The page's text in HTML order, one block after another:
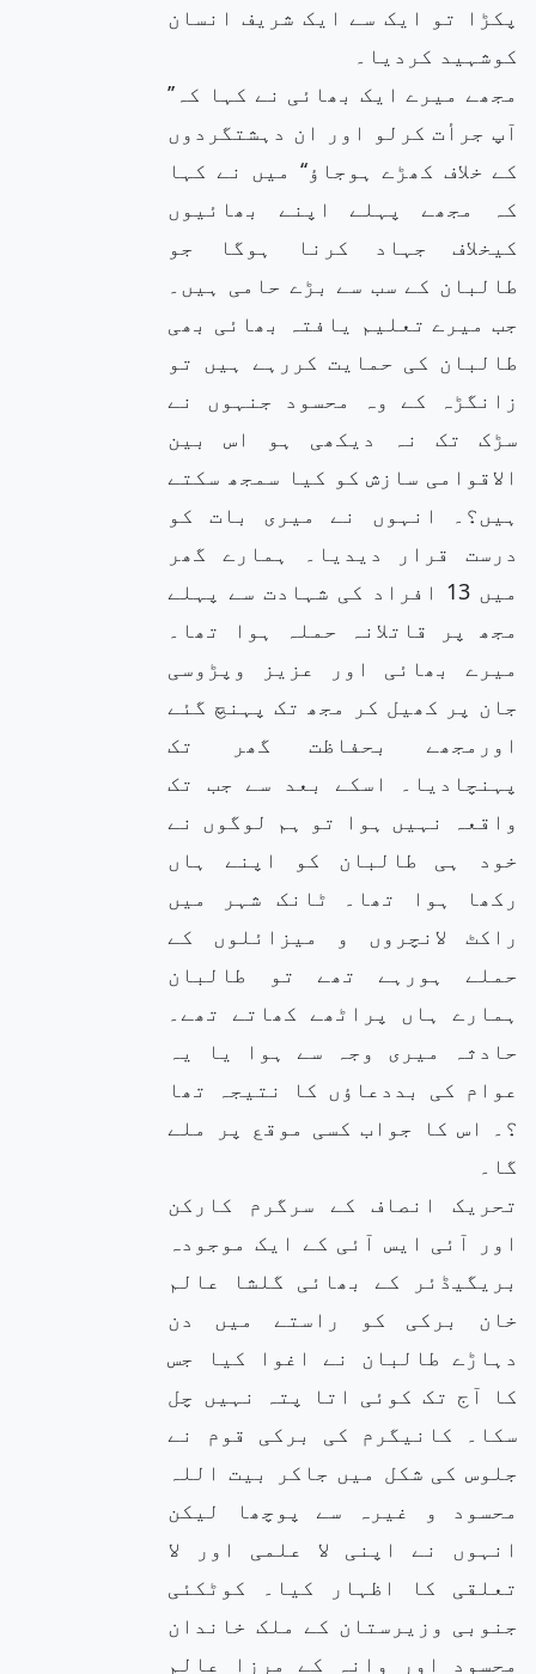
پکڑا تو ایک سے ایک شریف انسان
کوشہید کردیا۔
مجھے میرے ایک بھائی نے کہا کہ’’
آپ جرأت کرلو اور ان دہشتگردوں
کے خلاف کھڑے ہوجاؤ‘‘ میں نے کہا
کہ مجھے پہلے اپنے بھائیوں
کیخلاف جہاد کرنا ہوگا جو
طالبان کے سب سے بڑے حامی ہیں۔
جب میرے تعلیم یافتہ بھائی بھی
طالبان کی حمایت کررہے ہیں تو
زانگڑہ کے وہ محسود جنہوں نے
سڑک تک نہ دیکھی ہو اس بین
الاقوامی سازش کو کیا سمجھ سکتے
ہیں؟۔ انہوں نے میری بات کو
درست قرار دیدیا۔ ہمارے گھر
میں 13 افراد کی شہادت سے پہلے
مجھ پر قاتلانہ حملہ ہوا تھا۔
میرے بھائی اور عزیز وپڑوسی
جان پر کھیل کر مجھ تک پہنچ گئے
اورمجھے بحفاظت گھر تک
پہنچادیا۔ اسکے بعد سے جب تک
واقعہ نہیں ہوا تو ہم لوگوں نے
خود ہی طالبان کو اپنے ہاں
رکھا ہوا تھا۔ ٹانک شہر میں
راکٹ لانچروں و میزائلوں کے
حملے ہورہے تھے تو طالبان
ہمارے ہاں پراٹھے کھاتے تھے۔
حادثہ میری وجہ سے ہوا یا یہ
عوام کی بددعاؤں کا نتیجہ تھا
؟۔ اس کا جواب کسی موقع پر ملے
گا۔
تحریک انصاف کے سرگرم کارکن
اور آئی ایس آئی کے ایک موجودہ
بریگیڈئر کے بھائی گلشا عالم
خان برکی کو راستے میں دن
دہاڑے طالبان نے اغوا کیا جس
کا آج تک کوئی اتا پتہ نہیں چل
سکا۔ کانیگرم کی برکی قوم نے
جلوس کی شکل میں جاکر بیت اللہ
محسود و غیرہ سے پوچھا لیکن
انہوں نے اپنی لا علمی اور لا
تعلقی کا اظہار کیا۔ کوٹکئی
جنوبی وزیرستان کے ملک خاندان
محسود اور وانہ کے مرزا عالم